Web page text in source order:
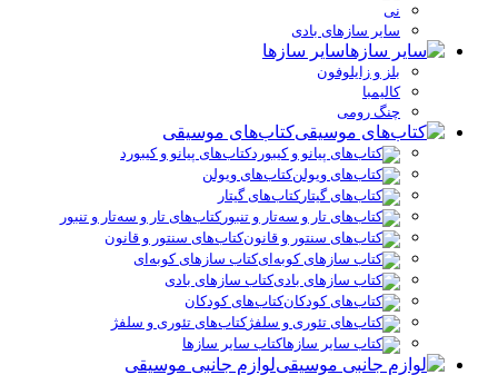
نی
سایر سازهای بادی
سایر سازها
بلز و زایلوفون
کالیمبا
چنگ رومی
کتاب‌های موسیقی
کتاب‌های پیانو و کیبورد
کتاب‌های ویولن
کتاب‌های گیتار
کتاب‌های تار و سه‌تار و تنبور
کتاب‌های سنتور و قانون
کتاب سازهای کوبه‌ای
کتاب سازهای بادی
کتاب‌های کودکان
کتاب‌های تئوری و سلفژ
کتاب سایر سازها
لوازم جانبی موسیقی